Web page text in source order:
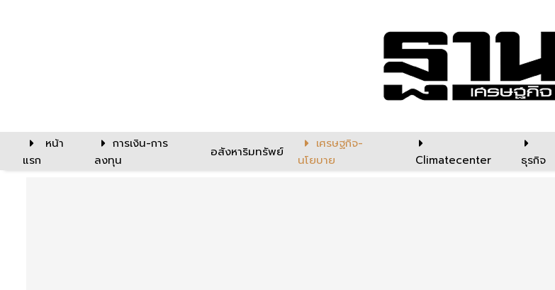
หน้า
แรก
การเงิน-การ
ลงทุน
อสังหาริมทรัพย์
เศรษฐกิจ-
นโยบาย
Climatecenter ธุรกิจ